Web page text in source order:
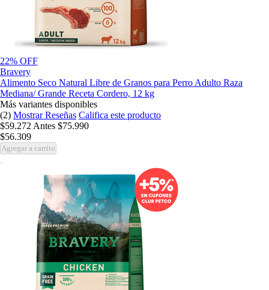
22% OFF
Bravery
Alimento Seco Natural Libre de Granos para Perro Adulto Raza
Mediana/ Grande Receta Cordero, 12 kg
Más variantes disponibles
(2) Mostrar Reseñas Califica este producto
$59.272 Antes $75.990
$56.309
Agregar a carrito